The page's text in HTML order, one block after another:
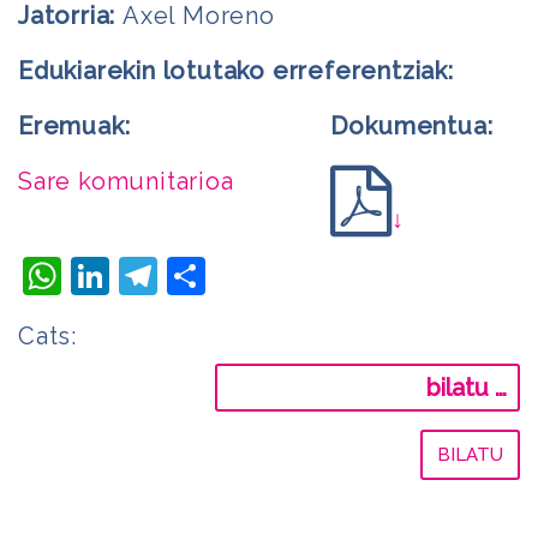
Jatorria: Axel Moreno
Edukiarekin lotutako erreferentziak:
Eremuak:
Sare komunitarioa
Dokumentua:
↓
WhatsApp
LinkedIn
Telegram
Cats: